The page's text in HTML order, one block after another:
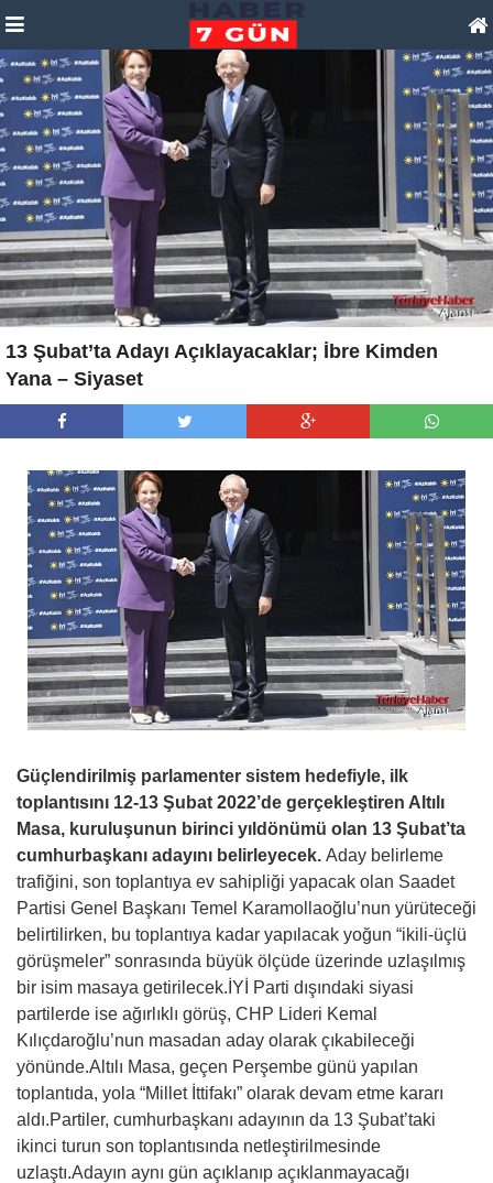
13 Şubat’ta Adayı Açıklayacaklar; İbre Kimden
Yana – Siyaset
Güçlendirilmiş parlamenter sistem hedefiyle, ilk
toplantısını 12-13 Şubat 2022’de gerçekleştiren Altılı
Masa, kuruluşunun birinci yıldönümü olan 13 Şubat’ta
cumhurbaşkanı adayını belirleyecek. Aday belirleme
trafiğini, son toplantıya ev sahipliği yapacak olan Saadet
Partisi Genel Başkanı Temel Karamollaoğlu’nun yürüteceği
belirtilirken, bu toplantıya kadar yapılacak yoğun “ikili-üçlü
görüşmeler” sonrasında büyük ölçüde üzerinde uzlaşılmış
bir isim masaya getirilecek.İYİ Parti dışındaki siyasi
partilerde ise ağırlıklı görüş, CHP Lideri Kemal
Kılıçdaroğlu’nun masadan aday olarak çıkabileceği
yönünde.Altılı Masa, geçen Perşembe günü yapılan
toplantıda, yola “Millet İttifakı” olarak devam etme kararı
aldı.Partiler, cumhurbaşkanı adayının da 13 Şubat’taki
ikinci turun son toplantısında netleştirilmesinde
uzlaştı.Adayın aynı gün açıklanıp açıklanmayacağı